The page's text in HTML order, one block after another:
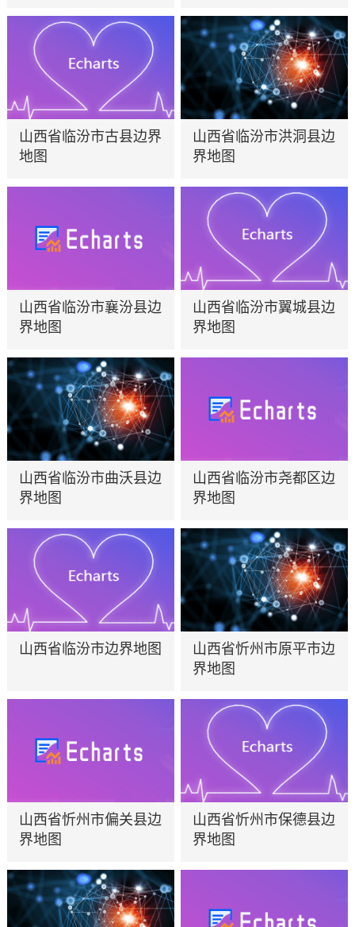
山西省临汾市古县边界
地图
山西省临汾市洪洞县边
界地图
山西省临汾市襄汾县边
界地图
山西省临汾市翼城县边
界地图
山西省临汾市曲沃县边
界地图
山西省临汾市尧都区边
界地图
山西省临汾市边界地图
山西省忻州市原平市边
界地图
山西省忻州市偏关县边
界地图
山西省忻州市保德县边
界地图